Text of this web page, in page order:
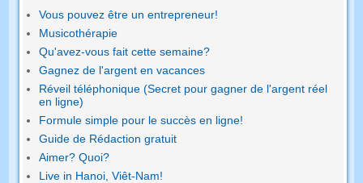
Vous pouvez être un entrepreneur!
Musicothérapie
Qu'avez-vous fait cette semaine?
Gagnez de l'argent en vacances
Réveil téléphonique (Secret pour gagner de l'argent réel
en ligne)
Formule simple pour le succès en ligne!
Guide de Rédaction gratuit
Aimer? Quoi?
Live in Hanoi, Viêt-Nam!